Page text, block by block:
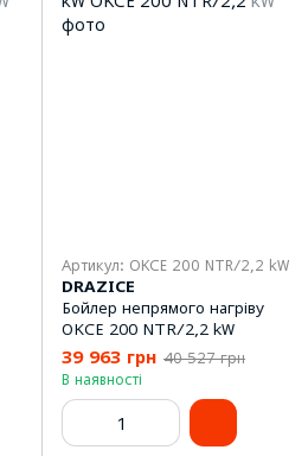
Артикул: OKCE 200 NTR/2,2 kW
DRAZICE
Бойлер непрямого нагріву
OKCE 200 NTR/2,2 kW
39 963 грн 40 527 грн
В наявності